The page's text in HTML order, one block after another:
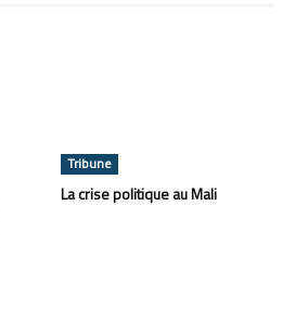
Tribune
La crise politique au Mali